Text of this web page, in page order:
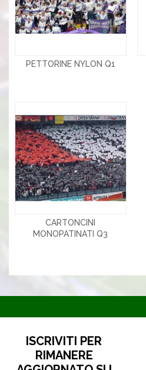
PETTORINE NYLON Q1
CARTONCINI
MONOPATINATI Q3
ISCRIVITI PER
RIMANERE